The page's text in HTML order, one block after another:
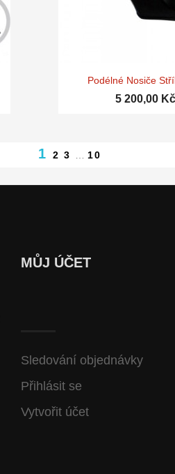
Rychlý
Podélné Nosiče
5 200,00 Kč
1 2 3 10
MŮJ ÚČET
Sledování objednávky
Přihlásit se
Vytvořit účet